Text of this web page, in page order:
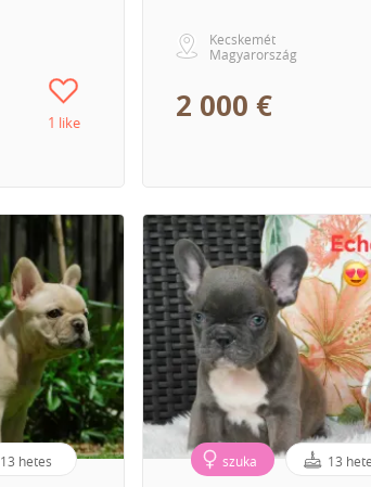
1 like
Kecskemét
Magyarország
2 000 €
13 hetes szuka 13